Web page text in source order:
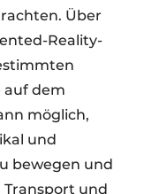
Über
Reality-
auf dem
möglich,
und
bewegen und
und